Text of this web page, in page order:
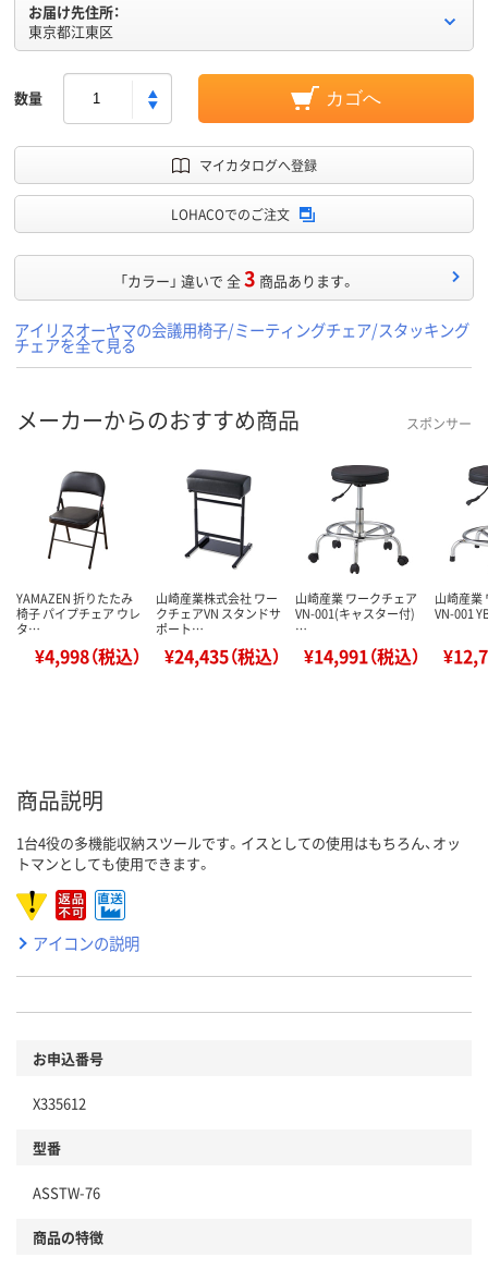
お届け先住所：
東京都江東区
数量 カゴへ
マイカタログへ登録
LOHACOでのご注文
「カラー」 違いで 全3 商品あります。
アイリスオーヤマの会議用椅子/ミーティングチェア/スタッキング
チェアを全て見る
メーカーからのおすすめ商品 スポンサー
YAMAZEN 折りたたみ
椅子 パイプチェア ウレ
タ…
¥4,998（税込）
山崎産業株式会社 ワー
クチェアVN スタンドサ
ポート…
¥24,435（税込）
山崎産業 ワークチェア
VN-001(キャスター付)
…
¥14,991（税込）
山崎産業
VN-001
商品説明
1台4役の多機能収納スツールです。イスとしての使用はもちろん、オッ
トマンとしても使用できます。
アイコンの説明
お申込番号
X335612
型番
ASSTW-76
商品の特徴